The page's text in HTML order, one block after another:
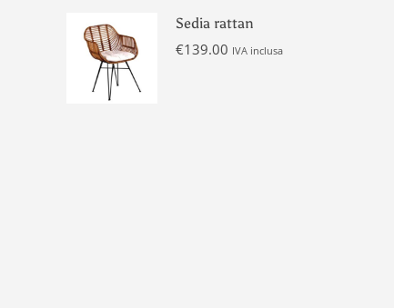
Sedia rattan
€139.00 IVA inclusa